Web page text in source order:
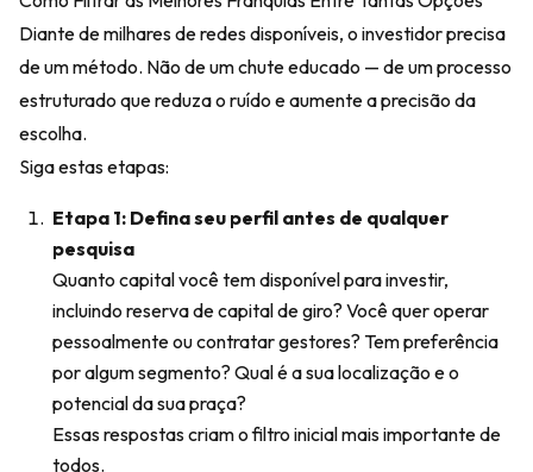
Diante de milhares de redes disponíveis, o investidor precisa
de um método. Não de um chute educado — de um processo
estruturado que reduza o ruído e aumente a precisão da
escolha.
Siga estas etapas:
Etapa 1: Defina seu perfil antes de qualquer
pesquisa
Quanto capital você tem disponível para investir,
incluindo reserva de capital de giro? Você quer operar
pessoalmente ou contratar gestores? Tem preferência
por algum segmento? Qual é a sua localização e o
potencial da sua praça?
Essas respostas criam o filtro inicial mais importante de
todos.